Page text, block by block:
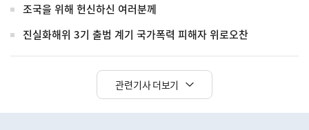
조국을 위해 헌신하신 여러분께
진실화해위 3기 출범 계기 국가폭력 피해자 위로오찬
관련기사 더보기